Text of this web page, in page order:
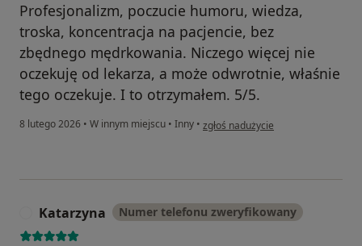
Profesjonalizm, poczucie humoru, wiedza,
troska, koncentracja na pacjencie, bez
zbędnego mędrkowania. Niczego więcej nie
oczekuję od lekarza, a może odwrotnie, właśnie
tego oczekuje. I to otrzymałem. 5/5.
8 lutego 2026 • W innym miejscu • Inny • w opinii użytkownika Kaz
zgłoś nadużycie
Katarzyna Numer telefonu zweryfikowany